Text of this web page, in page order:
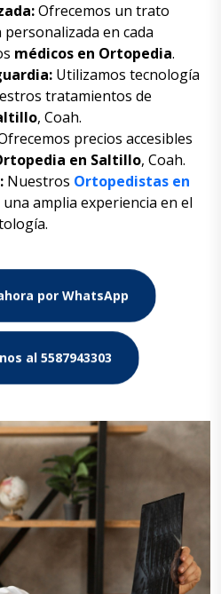
Ofrecemos un trato
en cada
médicos en Ortopedia.
Utilizamos tecnología
tratamientos de
, Coah.
precios accesibles
en Saltillo, Coah.
Nuestros Ortopedistas en
amplia experiencia en el
por WhatsApp
al 5587943303